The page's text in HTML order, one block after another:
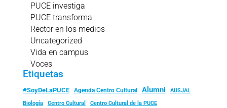
PUCE investiga
PUCE transforma
Rector en los medios
Uncategorized
Vida en campus
Voces
Etiquetas
#SoyDeLaPUCE Agenda Centro Cultural Alumni
AUSJAL
Biología
Centro Cultural Centro Cultural de la PUCE